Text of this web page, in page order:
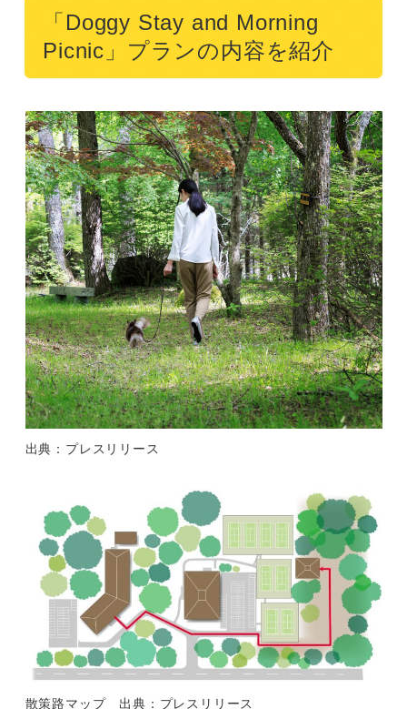
「Doggy Stay and Morning
Picnic」プランの内容を紹介
出典：プレスリリース
散策路マップ 出典：プレスリリース